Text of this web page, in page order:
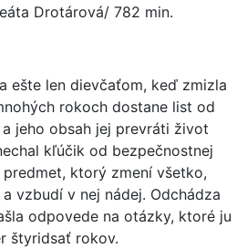
Drotárová/ 782 min.
ešte len dievčaťom, keď zmizla
rokoch dostane list od
jeho obsah jej prevráti život
kľúčik od bezpečnostnej
predmet, ktorý zmení všetko,
vzbudí v nej nádej. Odchádza
odpovede na otázky, ktoré ju
štyridsať rokov.